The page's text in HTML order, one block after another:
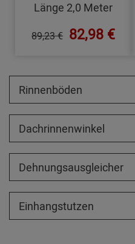
Länge 2,0 Meter
89,23 € 82,98 €
Rinnenböden
Dachrinnenwinkel
Dehnungsausgleicher
Einhangstutzen